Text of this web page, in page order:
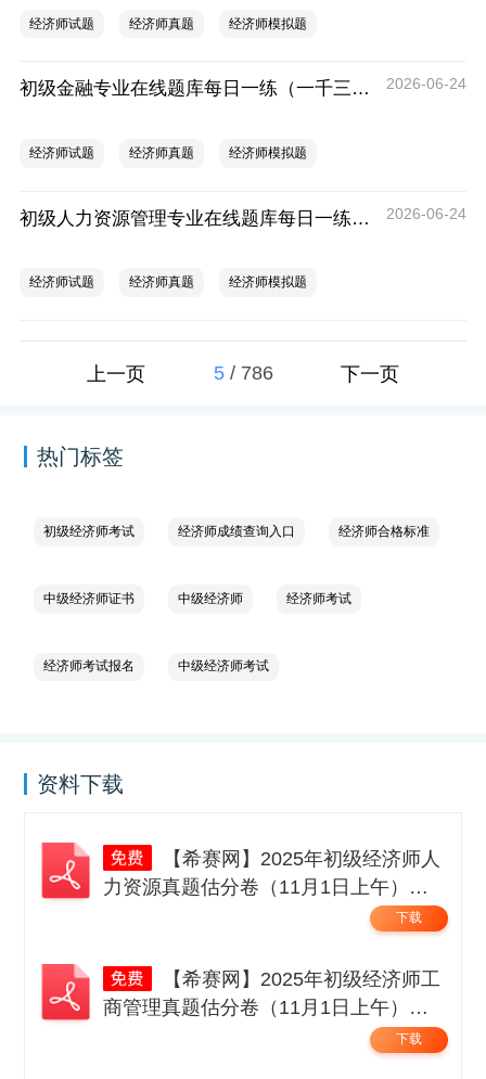
经济师试题 经济师真题 经济师模拟题
初级金融专业在线题库每日一练（一千三百三十一） 2026-06-24
经济师试题 经济师真题 经济师模拟题
初级人力资源管理专业在线题库每日一练（一千三百三十一） 2026-06-24
经济师试题 经济师真题 经济师模拟题
上一页 5 / 786 下一页
热门标签
初级经济师考试 经济师成绩查询入口 经济师合格标准
中级经济师证书 中级经济师 经济师考试
经济师考试报名 中级经济师考试
资料下载
力资源真题估分卷（11月1日上午）无
下载
商管理真题估分卷（11月1日上午）无
下载